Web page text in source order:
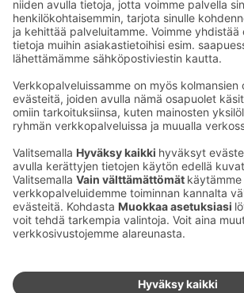
Email: sales.suur-savo@sok.fi
Ota yhteyttä
Hotellien yhteystiedot
Asiakaspalvelun yhteystiedot›
Palaute
Anna palautetta
Sokos
Tilaa
Saat Sokos
edut ja
kuukausittain.
Palkinnot ja sertifikaatit
Sokos
Sokos Hotels
Facebookissa
Sokos